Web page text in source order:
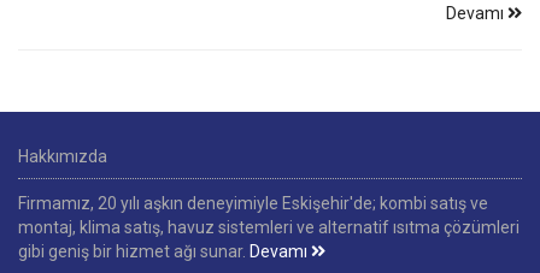
Devamı
Hakkımızda
Firmamız, 20 yılı aşkın deneyimiyle Eskişehir'de; kombi satış ve
montaj, klima satış, havuz sistemleri ve alternatif ısıtma çözümleri
gibi geniş bir hizmet ağı sunar. Devamı